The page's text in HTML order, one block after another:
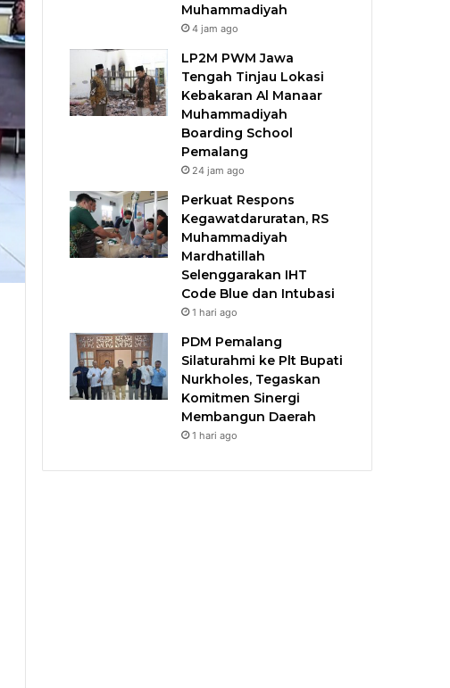
Muhammadiyah
4 jam ago
LP2M PWM Jawa
Tengah Tinjau Lokasi
Kebakaran Al Manaar
Muhammadiyah
Boarding School
Pemalang
24 jam ago
Perkuat Respons
Kegawatdaruratan, RS
Muhammadiyah
Mardhatillah
Selenggarakan IHT
Code Blue dan Intubasi
1 hari ago
PDM Pemalang
Silaturahmi ke Plt Bupati
Nurkholes, Tegaskan
Komitmen Sinergi
Membangun Daerah
1 hari ago